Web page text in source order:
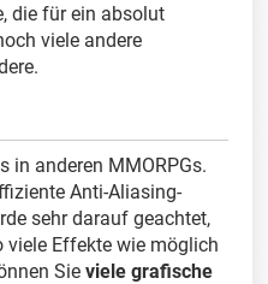
die für ein absolut
viele andere
in anderen MMORPGs.
Anti-Aliasing-
sehr darauf geachtet,
viele Effekte wie möglich
Sie viele grafische